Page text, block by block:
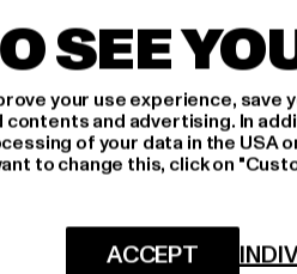
AN,
SEE
your use experience,
and advertising. In
of your data in the USA
to change this, click on
ACCEPT